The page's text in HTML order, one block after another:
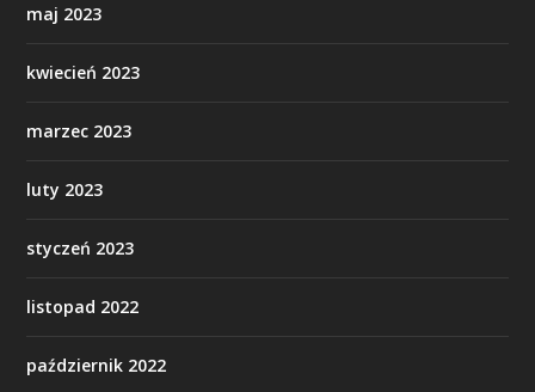
maj 2023
kwiecień 2023
marzec 2023
luty 2023
styczeń 2023
listopad 2022
październik 2022